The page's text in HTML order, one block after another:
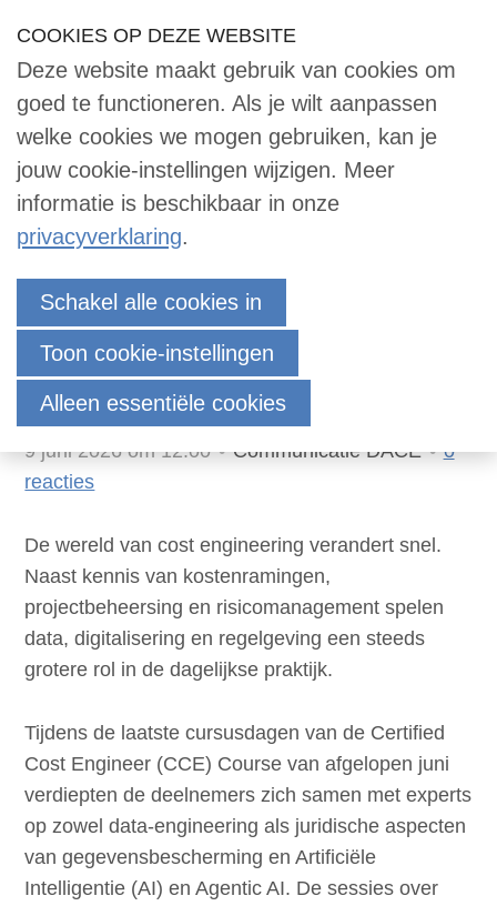
links
over
Jump
navigation
to
main
content
Our Phone Number:
033 -2473455 Our Email Address:
info@dace.nl
Data, privacy en AI stonden
centraal tijdens de Certified
Cost Engineer Course
9 juni 2026 om 12:00 Communicatie DACE
0
reacties
De wereld van cost engineering verandert snel.
Naast kennis van kostenramingen,
projectbeheersing en risicomanagement spelen
data, digitalisering en regelgeving een steeds
grotere rol in de dagelijkse praktijk.
Tijdens de laatste cursusdagen van de Certified
Cost Engineer (CCE) Course van afgelopen juni
verdiepten de deelnemers zich samen met experts
op zowel data-engineering als juridische aspecten
van gegevensbescherming en Artificiële
Intelligentie (AI) en Agentic AI. De sessies over
Contact
Zoek
Inloggen
English
Nederlands
COOKIES OP DEZE WEBSITE
Deze website maakt gebruik van cookies om
goed te functioneren. Als je wilt aanpassen
welke cookies we mogen gebruiken, kan je
jouw cookie-instellingen wijzigen. Meer
informatie is beschikbaar in onze
privacyverklaring.
Schakel alle cookies in
Toon cookie-instellingen
Alleen essentiële cookies